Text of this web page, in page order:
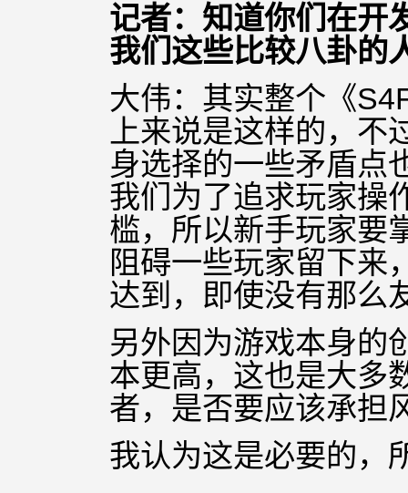
记者：知道你们在开
我们这些比较八卦的
大伟：其实整个《
上来说是这样的，
身选择的一些矛盾点
我们为了追求玩家操
槛，所以新手玩家要
阻碍一些玩家留下来
达到，即使没有那么
另外因为游戏本身的
本更高，这也是大多
者，是否要应该承担
我认为这是必要的，